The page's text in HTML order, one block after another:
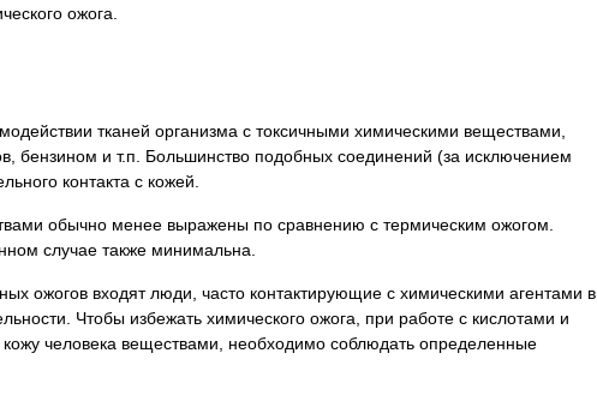
ожога.
тканей организма с токсичными химическими веществами,
бензином и т.п. Большинство подобных соединений (за исключением
контакта с кожей.
обычно менее выражены по сравнению с термическим ожогом.
случае также минимальна.
ожогов входят люди, часто контактирующие с химическими агентами в
Чтобы избежать химического ожога, при работе с кислотами и
человека веществами, необходимо соблюдать определенные